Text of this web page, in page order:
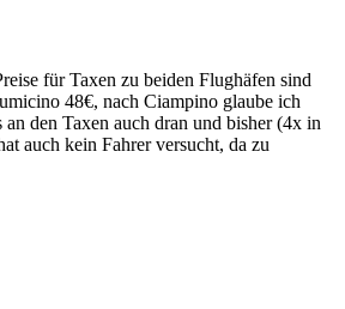
für Taxen zu beiden Flughäfen sind
48€, nach Ciampino glaube ich
den Taxen auch dran und bisher (4x in
auch kein Fahrer versucht, da zu